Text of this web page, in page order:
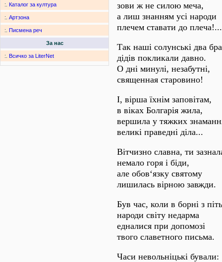
:. Каталог за култура
:. Артзона
:. Писмена реч
За нас
:. Всичко за LiterNet
зови ж не силою меча,
а лиш знанням усі народи
плечем ставати до
Так наші солунські два
дідів покликали давно.
О дні минулі, незабутні,
священная старовино!
І, вірша їхнім заповітам,
в віках Болгарія жила,
вершила у тяжких
великі праведні діла...
Вітчизно славна, ти
немало горя і біди,
але обов‘язку святому
лишилась вірною завжди.
Був час, коли в борні з
народи світу недарма
едналися при допомозі
твого славетного письма.
Часи невольніцькі бували: